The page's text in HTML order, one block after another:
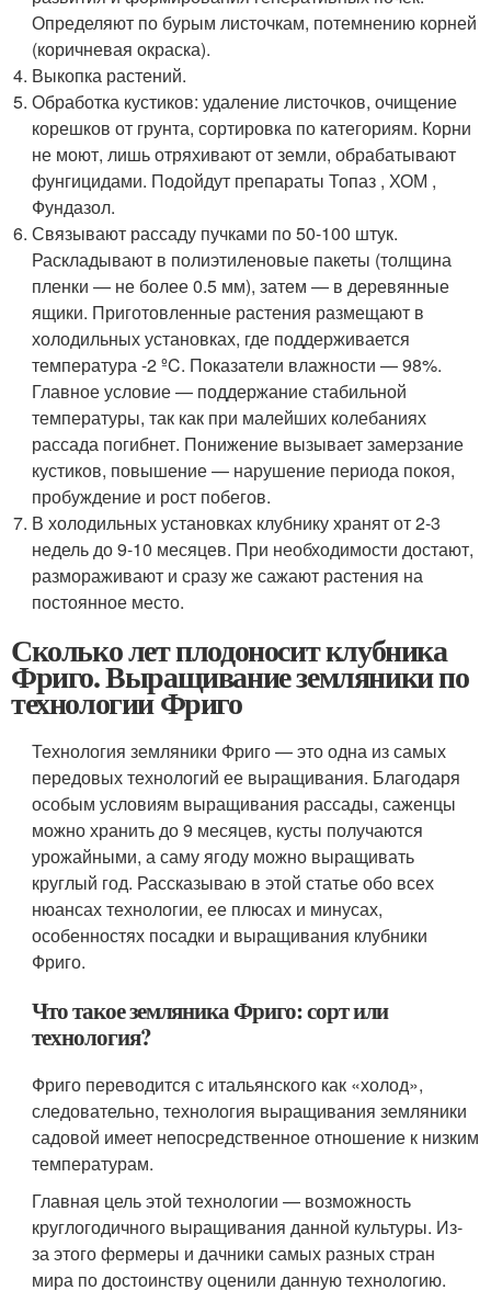
Определяют по бурым листочкам, потемнению корней
(коричневая окраска).
Выкопка растений.
Обработка кустиков: удаление листочков, очищение
корешков от грунта, сортировка по категориям. Корни
не моют, лишь отряхивают от земли, обрабатывают
фунгицидами. Подойдут препараты Топаз , ХОМ ,
Фундазол.
Связывают рассаду пучками по 50-100 штук.
Раскладывают в полиэтиленовые пакеты (толщина
пленки — не более 0.5 мм), затем — в деревянные
ящики. Приготовленные растения размещают в
холодильных установках, где поддерживается
температура -2 ºC. Показатели влажности — 98%.
Главное условие — поддержание стабильной
температуры, так как при малейших колебаниях
рассада погибнет. Понижение вызывает замерзание
кустиков, повышение — нарушение периода покоя,
пробуждение и рост побегов.
В холодильных установках клубнику хранят от 2-3
недель до 9-10 месяцев. При необходимости достают,
размораживают и сразу же сажают растения на
постоянное место.
Сколько лет плодоносит клубника
Фриго. Выращивание земляники по
технологии Фриго
Технология земляники Фриго — это одна из самых
передовых технологий ее выращивания. Благодаря
особым условиям выращивания рассады, саженцы
можно хранить до 9 месяцев, кусты получаются
урожайными, а саму ягоду можно выращивать
круглый год. Рассказываю в этой статье обо всех
нюансах технологии, ее плюсах и минусах,
особенностях посадки и выращивания клубники
Фриго.
Что такое земляника Фриго: сорт или
технология?
Фриго переводится с итальянского как «холод»,
следовательно, технология выращивания земляники
садовой имеет непосредственное отношение к низким
температурам.
Главная цель этой технологии — возможность
круглогодичного выращивания данной культуры. Из-
за этого фермеры и дачники самых разных стран
мира по достоинству оценили данную технологию.